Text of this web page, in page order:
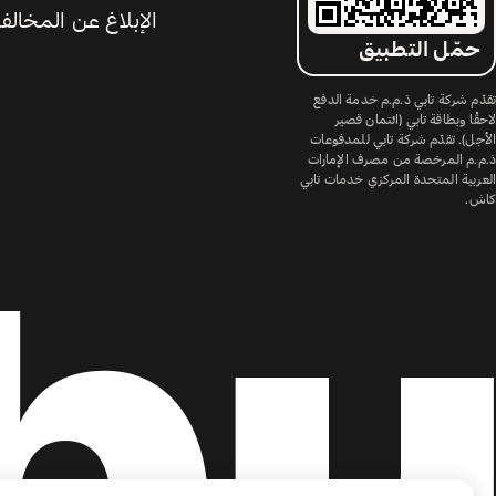
حمّل التطبيق
تقدّم شركة تابي ذ.م.م خدمة الدفع
لاحقًا وبطاقة تابي (ائتمان قصير
الأجل). تقدّم شركة تابي للمدفوعات
ذ.م.م المرخصة من مصرف الإمارات
العربية المتحدة المركزي خدمات تابي
كاش.
الإبلاغ عن